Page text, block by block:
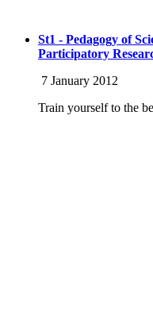
St1 - Pedagogy of
Participatory
7 January 2012
Train yourself to the